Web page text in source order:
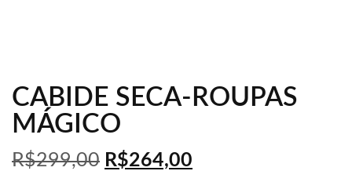
CABIDE SECA-ROUPAS
MÁGICO
R$299,00 R$264,00